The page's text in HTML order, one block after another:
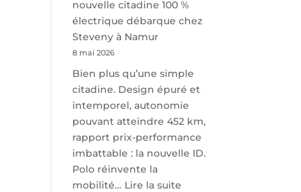
nouvelle citadine 100 %
électrique débarque chez
Steveny à Namur
8 mai 2026
Bien plus qu’une simple
citadine. Design épuré et
intemporel, autonomie
pouvant atteindre 452 km,
rapport prix-performance
imbattable : la nouvelle ID.
Polo réinvente la
mobilité… Lire la suite